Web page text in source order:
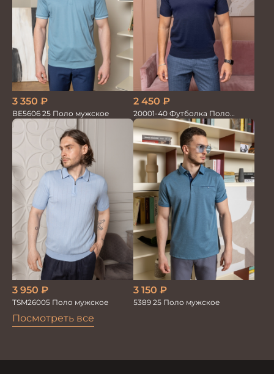
Посмотреть все
3 350 ₽
ВЕ5606 25 Поло мужское
2 450 ₽
20001-40 Футболка Поло
темно синий
3 950 ₽
TSM26005 Поло мужское
3 150 ₽
5389 25 Поло мужское